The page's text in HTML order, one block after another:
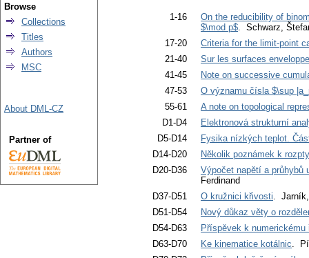
1-16
On the reducibility of
$\mod p$. Schwarz,
17-20
Criteria for the limit-point
21-40
Sur les surfaces
41-45
Note on successive
47-53
O významu čísla $\sup
55-61
A note on topological
D1-D4
Elektronová strukturní
D5-D14
Fysika nízkých teplot.
D14-D20
Několik poznámek k
D20-D36
Výpočet napětí a
Ferdinand
D37-D51
O kružnici křivosti.
D51-D54
Nový důkaz věty o
D54-D63
Příspěvek k
D63-D70
Ke kinematice kotálnic.
Browse
Collections
Titles
Authors
MSC
About DML-CZ
Partner of